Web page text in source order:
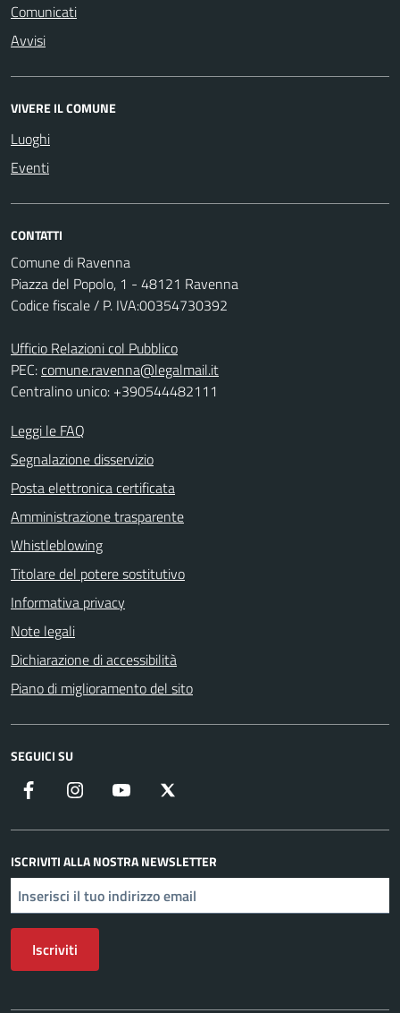
Comunicati
Avvisi
VIVERE IL COMUNE
Luoghi
Eventi
CONTATTI
Comune di Ravenna
Piazza del Popolo, 1 - 48121 Ravenna
Codice fiscale / P. IVA:00354730392
Ufficio Relazioni col Pubblico
PEC:comune.ravenna@legalmail.it
Centralino unico: +390544482111
Leggi le FAQ
Segnalazione disservizio
Posta elettronica certificata
Amministrazione trasparente
Whistleblowing
Titolare del potere sostitutivo
Informativa privacy
Note legali
Dichiarazione di accessibilità
Piano di miglioramento del sito
SEGUICI SU
Facebook Instagram YouTube
ISCRIVITI ALLA NOSTRA NEWSLETTER